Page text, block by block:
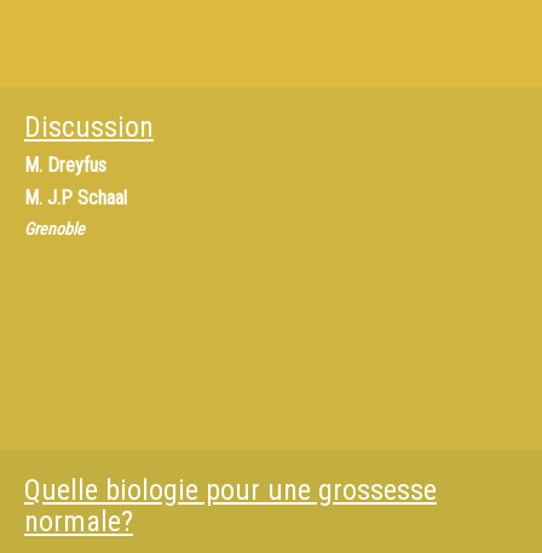
Discussion
M. Dreyfus
M. J.P Schaal
Grenoble
Quelle biologie pour une grossesse
normale?